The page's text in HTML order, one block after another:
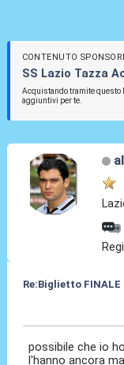
CONTENUTO
SS Lazio Tazza
Acquistando tramite questo
aggiuntivi per te.
Re:Biglietto FINALE
possibile che io
l'hanno ancora